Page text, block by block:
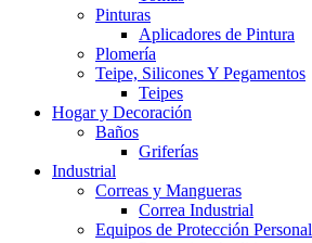
Pinturas
Aplicadores de Pintura
Plomería
Teipe, Silicones Y Pegamentos
Teipes
Hogar y Decoración
Baños
Griferías
Industrial
Correas y Mangueras
Correa Industrial
Equipos de Protección Personal